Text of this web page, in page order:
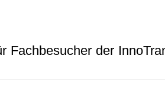
Fachbesucher der